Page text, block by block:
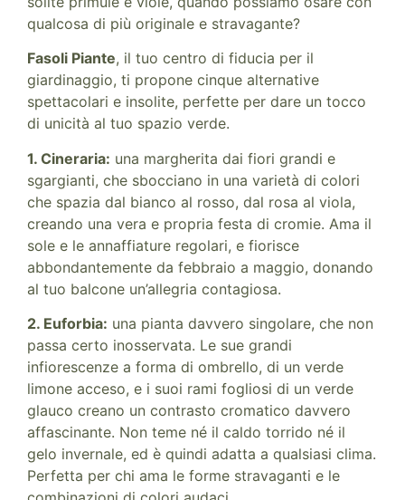
qualcosa di più originale e stravagante?
Fasoli Piante, il tuo centro di fiducia per il
giardinaggio, ti propone cinque alternative
spettacolari e insolite, perfette per dare un tocco
di unicità al tuo spazio verde.
1. Cineraria: una margherita dai fiori grandi e
sgargianti, che sbocciano in una varietà di colori
che spazia dal bianco al rosso, dal rosa al viola,
creando una vera e propria festa di cromie. Ama il
sole e le annaffiature regolari, e fiorisce
abbondantemente da febbraio a maggio, donando
al tuo balcone un’allegria contagiosa.
2. Euforbia: una pianta davvero singolare, che non
passa certo inosservata. Le sue grandi
infiorescenze a forma di ombrello, di un verde
limone acceso, e i suoi rami fogliosi di un verde
glauco creano un contrasto cromatico davvero
affascinante. Non teme né il caldo torrido né il
gelo invernale, ed è quindi adatta a qualsiasi clima.
Perfetta per chi ama le forme stravaganti e le